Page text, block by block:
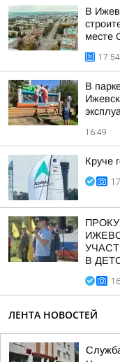
В
месте
17:54
В
16:49
Круче
В
ЛЕНТА НОВОСТЕЙ